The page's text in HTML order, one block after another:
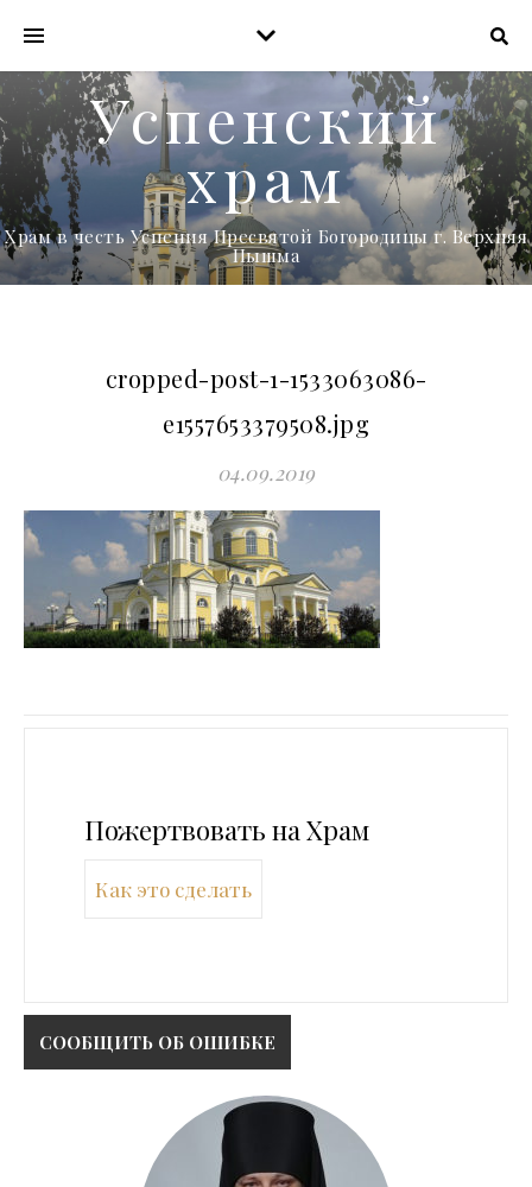
Успенский
храм
Храм в честь Успения Пресвятой Богородицы г. Верхняя
Пышма
cropped-post-1-1533063086-
e1557653379508.jpg
04.09.2019
Пожертвовать на Храм
Как это сделать